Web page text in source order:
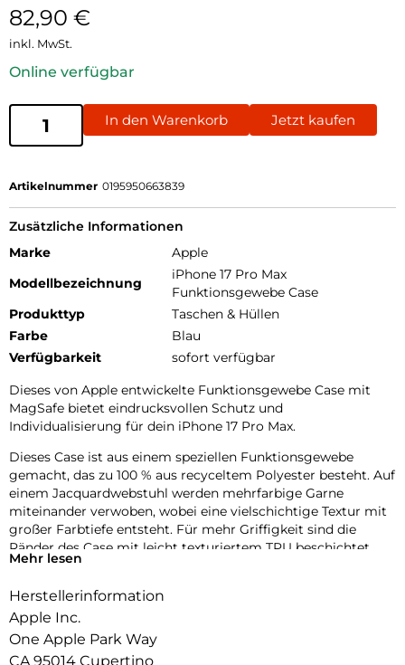
82,90 €
inkl. MwSt.
Online verfügbar
In den Warenkorb Jetzt kaufen
Artikelnummer 0195950663839
Zusätzliche Informationen
Marke
Apple
Modellbezeichnung
iPhone 17 Pro Max
Funktionsgewebe Case
Produkttyp
Taschen & Hüllen
Farbe
Blau
Verfügbarkeit
sofort verfügbar
Dieses von Apple entwickelte Funktions­gewebe Case mit
MagSafe bietet eindrucks­vollen Schutz und
Individualisierung für dein iPhone 17 Pro Max.
Dieses Case ist aus einem speziellen Funktions­gewebe
gemacht, das zu 100 % aus recyceltem Polyester besteht. Auf
einem Jacquard­webstuhl werden mehrfarbige Garne
miteinander verwoben, wobei eine vielschichtige Textur mit
großer Farbtiefe entsteht. Für mehr Griffigkeit sind die
Ränder des Case mit leicht texturiertem TPU beschichtet.
Die Tasten aus elegantem eloxiertem Aluminium sorgen für
Mit zwei Verbindungs­punkten lässt sich dieses Case sicher
am Crossbody Band befestigen. So kannst du dein iPhone
entspannt freihändig tragen.
Mehr lesen
Herstellerinformation
Apple Inc.
One Apple Park Way
CA 95014 Cupertino